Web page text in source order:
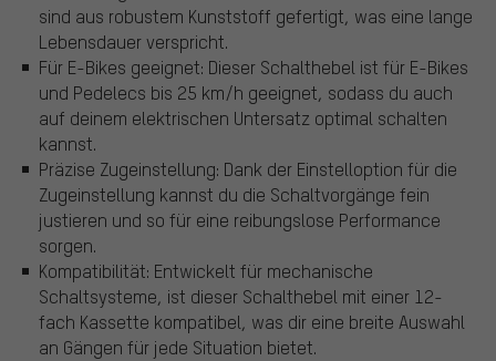
sind aus robustem Kunststoff gefertigt, was eine lange
Lebensdauer verspricht.
Für E-Bikes geeignet: Dieser Schalthebel ist für E-Bikes
und Pedelecs bis 25 km/h geeignet, sodass du auch
auf deinem elektrischen Untersatz optimal schalten
kannst.
Präzise Zugeinstellung: Dank der Einstelloption für die
Zugeinstellung kannst du die Schaltvorgänge fein
justieren und so für eine reibungslose Performance
sorgen.
Kompatibilität: Entwickelt für mechanische
Schaltsysteme, ist dieser Schalthebel mit einer 12-
fach Kassette kompatibel, was dir eine breite Auswahl
an Gängen für jede Situation bietet.